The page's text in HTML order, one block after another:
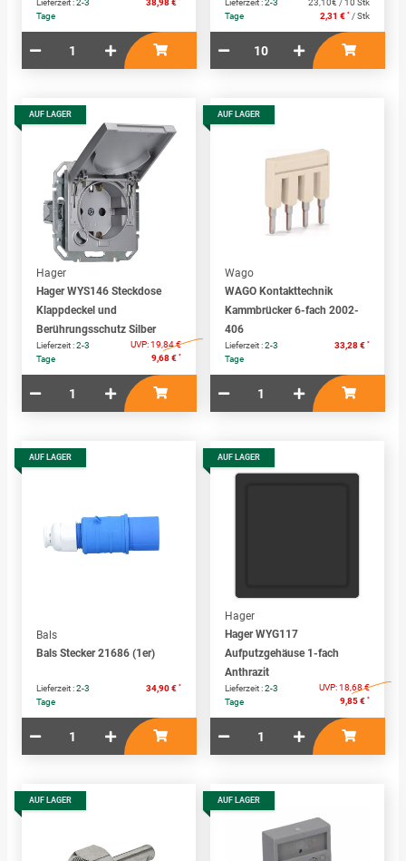
Lieferzeit :2-3
Tage
38,98 € Lieferzeit :2-3
Tage
2,31 € * / Stk
23,10€ / 10 Stk
AUF LAGER
Hager
Hager WYS146 Steckdose
Klappdeckel und
Berührungsschutz Silber
Lieferzeit :2-3
Tage
UVP:19,84 €
9,68 € *
AUF LAGER
Wago
WAGO Kontakttechnik
Kammbrücker 6-fach 2002-
406
Lieferzeit :2-3
Tage
33,28 € *
AUF LAGER
Bals
Bals Stecker 21686 (1er)
Lieferzeit :2-3
Tage
34,90 € *
AUF LAGER
Hager
Hager WYG117
Aufputzgehäuse 1-fach
Anthrazit
Lieferzeit :2-3
Tage
UVP:18,68 €
9,85 € *
AUF LAGER AUF LAGER